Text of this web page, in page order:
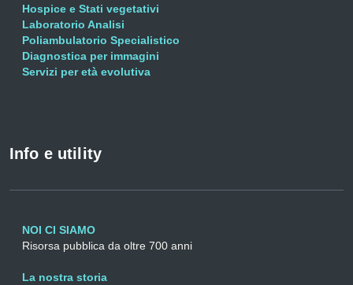
Hospice e Stati vegetativi
Laboratorio Analisi
Poliambulatorio Specialistico
Diagnostica per immagini
Servizi per età evolutiva
Info e utility
NOI CI SIAMO
Risorsa pubblica da oltre 700 anni
La nostra storia